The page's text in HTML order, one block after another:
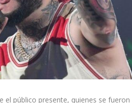
el público presente, quienes se